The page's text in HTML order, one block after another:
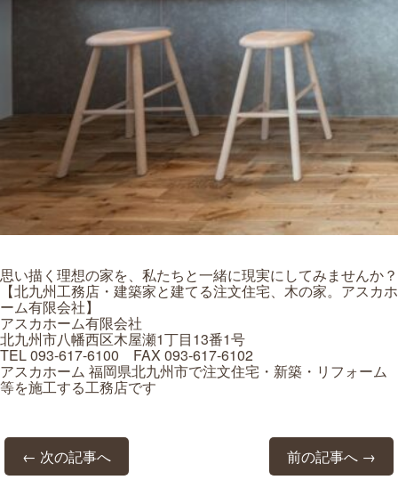
思い描く理想の家を、私たちと一緒に現実にしてみませんか？
【北九州工務店・建築家と建てる注文住宅、木の家。アスカホ
ーム有限会社】
アスカホーム有限会社
北九州市八幡西区木屋瀬1丁目13番1号
TEL 093-617-6100 FAX 093-617-6102
アスカホーム 福岡県北九州市で注文住宅・新築・リフォーム
等を施工する工務店です
← 次の記事へ 前の記事へ →